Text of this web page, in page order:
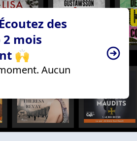
des
mois
🙌
Aucun